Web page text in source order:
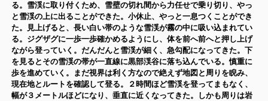
る。雪渓に取り付くため、雪壁の切れ間から力任せで乗り切り、やっ
と雪渓の上に出ることができた。小休止、やっと一息つくことができ
た。見上げると、長い白い帯のような雪渓が霧の中に吸い込まれてい
る。ジグザグに一歩一歩確かめるようにし、体を前へ前へと押し上げ
ながら登っていく。だんだんと雪渓が細く、急勾配になってきた。下
を見るとその雪渓の帯が一直線に黒部渓谷に落ち込んでいる。慎重に
歩を進めていく。まだ視界は利く方なので絶えず地図と周りを睨み、
現在地とルートを確認して登る。２時間ほど雪渓を登ってまもなく、
幅が３メートルほどになり、垂直に近くなってきた。しかも周りは岩